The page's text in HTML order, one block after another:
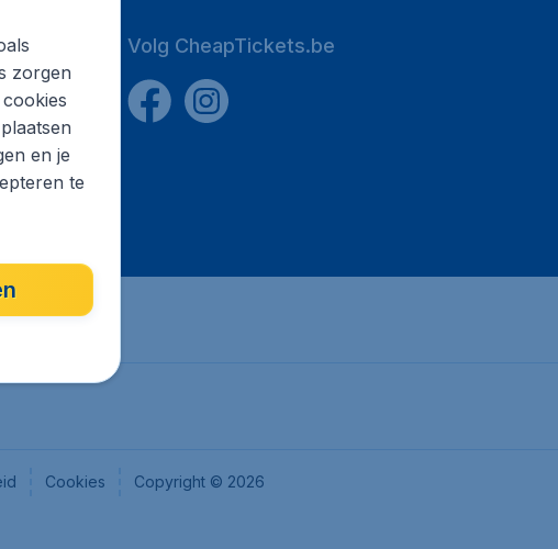
Volg CheapTickets.be
Cookies Copyright © 2026
zorgen
en je
te